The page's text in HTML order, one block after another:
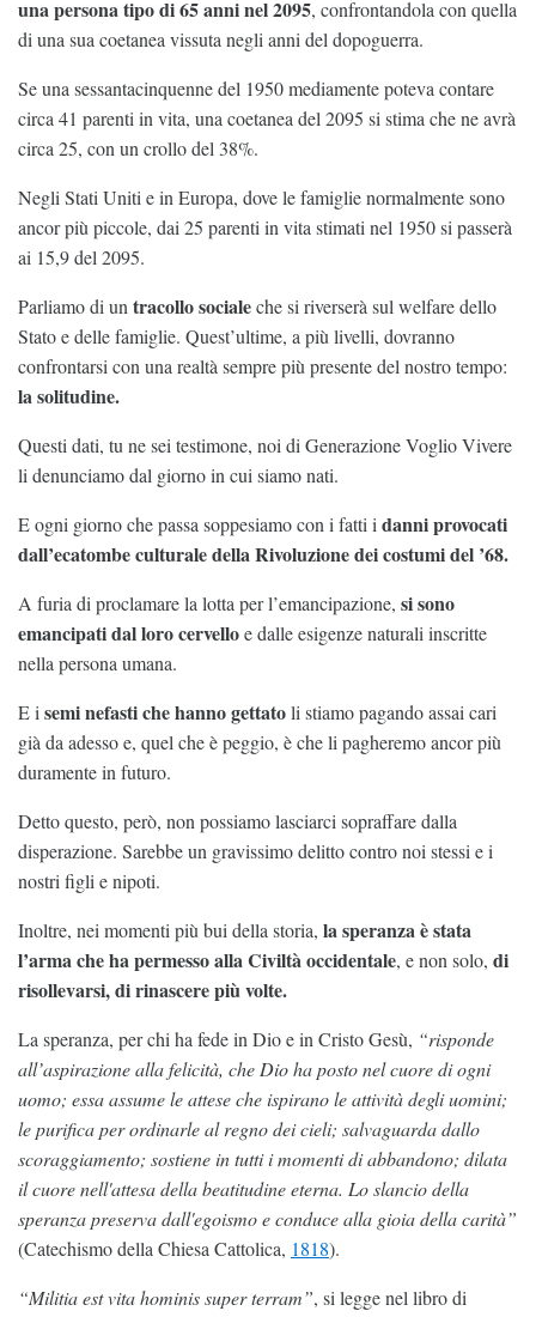
una persona tipo di 65 anni nel 2095, confrontandola con quella
di una sua coetanea vissuta negli anni del dopoguerra.
Se una sessantacinquenne del 1950 mediamente poteva contare
circa 41 parenti in vita, una coetanea del 2095 si stima che ne avrà
circa 25, con un crollo del 38%.
Negli Stati Uniti e in Europa, dove le famiglie normalmente sono
ancor più piccole, dai 25 parenti in vita stimati nel 1950 si passerà
ai 15,9 del 2095.
Parliamo di un tracollo socialeche si riverserà sul welfare dello
Stato e delle famiglie. Quest’ultime, a più livelli, dovranno
confrontarsi con una realtà sempre più presente del nostro tempo:
la solitudine.
Questi dati, tu ne sei testimone, noi di Generazione Voglio Vivere
li denunciamo dal giorno in cui siamo nati.
E ogni giorno che passa soppesiamo con i fatti i danni provocati
dall’ecatombe culturale della Rivoluzione dei costumi del ’68.
A furia di proclamare la lotta per l’emancipazione, si sono
emancipati dal loro cervelloe dalle esigenze naturali inscritte
nella persona umana.
E i semi nefasti che hanno gettatoli stiamo pagando assai cari
già da adesso e, quel che è peggio, è che li pagheremo ancor più
duramente in futuro.
Detto questo, però, non possiamo lasciarci sopraffare dalla
disperazione. Sarebbe un gravissimo delitto contro noi stessi e i
nostri figli e nipoti.
Inoltre, nei momenti più bui della storia, la speranza è stata
l’arma che ha permesso alla Civiltà occidentale, e non solo, di
risollevarsi, di rinascere più volte.
La speranza, per chi ha fede in Dio e in Cristo Gesù, “risponde
all’aspirazione alla felicità, che Dio ha posto nel cuore di ogni
uomo; essa assume le attese che ispirano le attività degli uomini;
le purifica per ordinarle al regno dei cieli; salvaguarda dallo
scoraggiamento; sostiene in tutti i momenti di abbandono; dilata
il cuore nell'attesa della beatitudine eterna. Lo slancio della
speranza preserva dall'egoismo e conduce alla gioia della carità”
(Catechismo della Chiesa Cattolica, 1818).
“Militia est vita hominis super terram”, si legge nel libro di